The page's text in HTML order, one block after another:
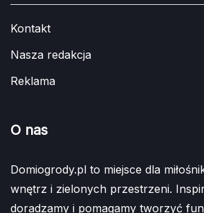
Kontakt
Nasza redakcja
Reklama
O nas
Domiogrody.pl to miejsce dla
wnętrz i zielonych przestrzeni.
doradzamy i pomagamy tworzyć